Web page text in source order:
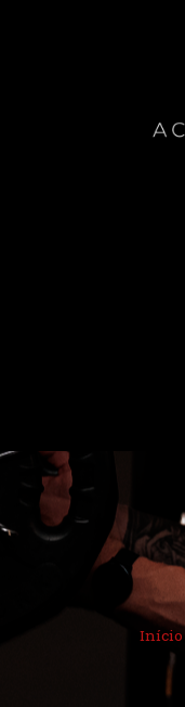
Início